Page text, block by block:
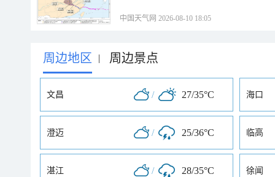
中国天气网 2026-08-10 18:05
周边地区 | 周边景点
文昌 / 27/35°C 海口
澄迈 / 25/36°C 临高
湛江 / 28/35°C 徐闻